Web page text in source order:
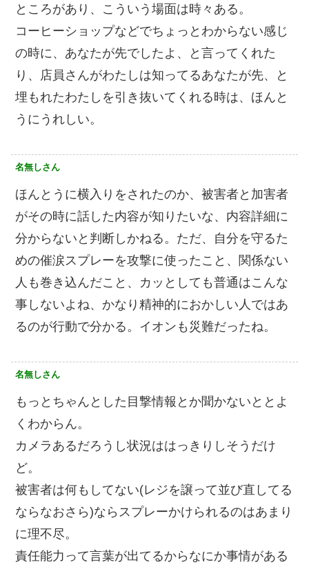
ところがあり、こういう場面は時々ある。
コーヒーショップなどでちょっとわからない感じ
の時に、あなたが先でしたよ、と言ってくれた
り、店員さんがわたしは知ってるあなたが先、と
埋もれたわたしを引き抜いてくれる時は、ほんと
うにうれしい。
名無しさん
ほんとうに横入りをされたのか、被害者と加害者
がその時に話した内容が知りたいな、内容詳細に
分からないと判断しかねる。ただ、自分を守るた
めの催涙スプレーを攻撃に使ったこと、関係ない
人も巻き込んだこと、カッとしても普通はこんな
事しないよね、かなり精神的におかしい人ではあ
るのが行動で分かる。イオンも災難だったね。
名無しさん
もっとちゃんとした目撃情報とか聞かないととよ
くわからん。
カメラあるだろうし状況ははっきりしそうだけ
ど。
被害者は何もしてない(レジを譲って並び直してる
ならなおさら)ならスプレーかけられるのはあまり
に理不尽。
責任能力って言葉が出てるからなにか事情がある